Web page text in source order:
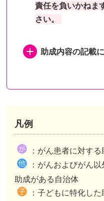
責任を負いかねま
さい。
助成内容の記載
都道府県内市区町村が助成を
市区町村独自の助成がある自治体は、自治体公式ホームページの助成事業ページまたは概要が記されたページへリンクしています。
市区町村独自の助成がない自治体は、自治体公式ホームページのトップページへリンクしています。
都道府県が行う助成との併用可、不
凡例
：がん患者に対す
：がんおよびがん
助成がある自治体
：子どもに特化し